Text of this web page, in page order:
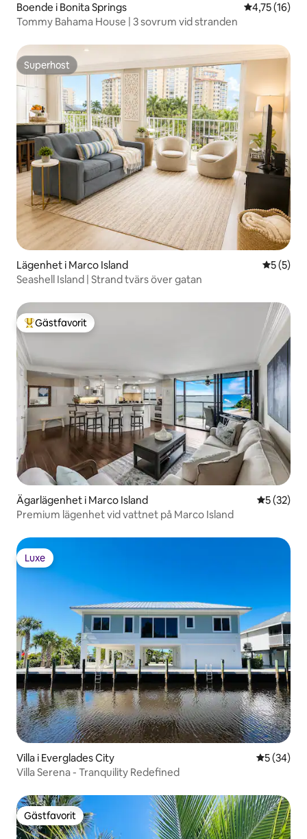
Boende i Bonita Springs 4,75 av 5 i
4,75 (16)
Tommy Bahama House | 3 sovrum vid stranden
Superhost
Superhost
Lägenhet i Marco Island 5 av 5 i
5 (5)
Seashell Island | Strand tvärs över gatan
Populär gästfavorit
Gästfavorit
Ägarlägenhet i Marco Island 5 av 5 i
5 (32)
Premium lägenhet vid vattnet på Marco Island
Luxe
Luxe
Villa i Everglades City 5 av 5 i
5 (34)
Villa Serena - Tranquility Redefined
Gästfavorit
Gästfavorit